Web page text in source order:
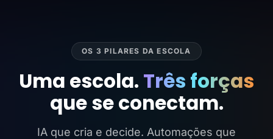
OS 3 PILARES DA ESCOLA
Uma escola. Três forças
que se conectam.
IA que cria e decide. Automações que